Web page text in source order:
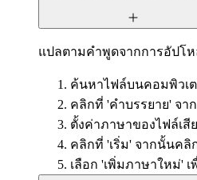
แปลตามคำพูดจากการอัปโ
ค้นหาไฟล์บนคอมพิวเ
คลิกที่ 'คำบรรยาย' จา
ตั้งค่าภาษาของไฟล์เสี
คลิกที่ 'เริ่ม' จากนั้นคลิ
เลือก 'เพิ่มภาษาใหม่'